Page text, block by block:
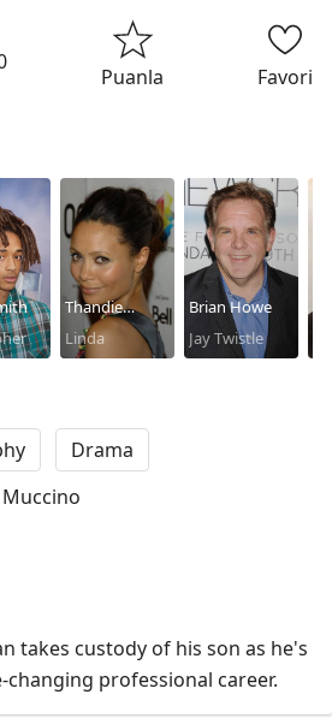
Puanla Favori
Thandie
Newton
Linda
Brian Howe
Jay Twistle
Drama
takes custody of his son as he's
professional career.